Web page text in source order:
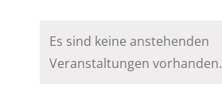
Hinweis
Es sind keine anstehenden
Veranstaltungen vorhanden.